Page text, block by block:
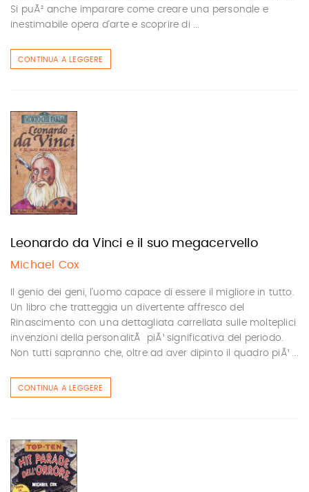
Si puÃ² anche imparare come creare una personale e
inestimabile opera d'arte e scoprire di ...
CONTINUA A LEGGERE
Leonardo da Vinci e il suo megacervello
Michael Cox
Il genio dei geni, l'uomo capace di essere il migliore in tutto.
Un libro che tratteggia un divertente affresco del
Rinascimento con una dettagliata carrellata sulle molteplici
invenzioni della personalitÃ piÃ¹ significativa del periodo.
Non tutti sapranno che, oltre ad aver dipinto il quadro piÃ¹ ...
CONTINUA A LEGGERE